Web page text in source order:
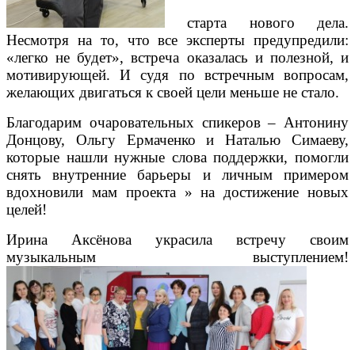
старта нового дела.
Несмотря на то, что все эксперты предупредили:
«легко не будет», встреча оказалась и полезной, и
мотивирующей. И судя по встречным вопросам,
желающих двигаться к своей цели меньше не стало.
Благодарим очаровательных спикеров – Антонину
Донцову, Ольгу Ермаченко и Наталью Симаеву,
которые нашли нужные слова поддержки, помогли
снять внутренние барьеры и личным примером
вдохновили мам проекта » на достижение новых
целей!
Ирина Аксёнова украсила встречу своим
музыкальным выступлением!